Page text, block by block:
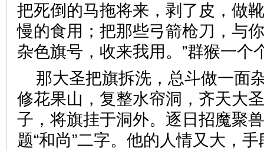
把死倒的马拖将来，剥了皮，做
慢的食用；把那些弓箭枪刀，与
杂色旗号，收来我用。”群猴
那大圣把旗拆洗，总斗做一面
修花果山，复整水帘洞，齐天大
子，将旗挂于洞外。逐日招魔聚
题“和尚”二字。他的人情又大，